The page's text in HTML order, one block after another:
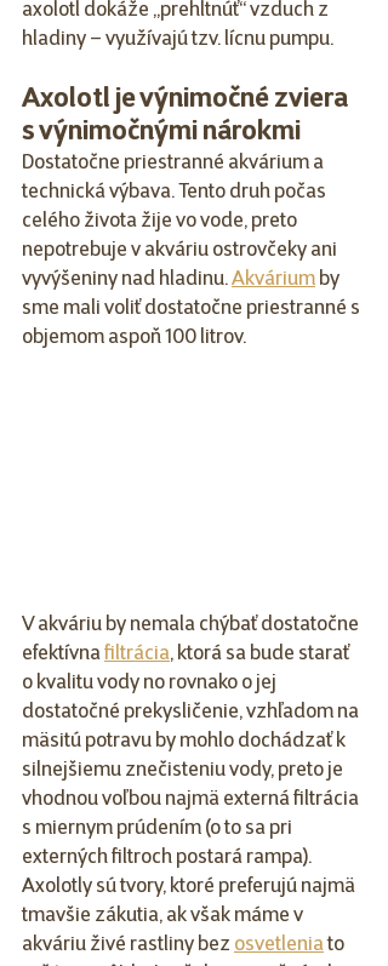
axolotl dokáže „prehltnúť“ vzduch z
hladiny – využívajú tzv. lícnu pumpu.
Axolotl je výnimočné zviera
s výnimočnými nárokmi
Dostatočne priestranné akvárium a
technická výbava. Tento druh počas
celého života žije vo vode, preto
nepotrebuje v akváriu ostrovčeky ani
vyvýšeniny nad hladinu. Akvárium by
sme mali voliť dostatočne priestranné s
objemom aspoň 100 litrov.
V akváriu by nemala chýbať dostatočne
efektívna filtrácia, ktorá sa bude starať
o kvalitu vody no rovnako o jej
dostatočné prekysličenie, vzhľadom na
mäsitú potravu by mohlo dochádzať k
silnejšiemu znečisteniu vody, preto je
vhodnou voľbou najmä externá filtrácia
s miernym prúdením (o to sa pri
externých filtroch postará rampa).
Axolotly sú tvory, ktoré preferujú najmä
tmavšie zákutia, ak však máme v
akváriu živé rastliny bez osvetlenia to